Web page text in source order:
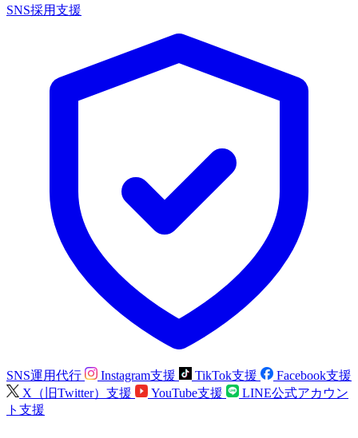
SNS採用支援
SNS運用代行 Instagram支援 TikTok支援
Facebook支援
X（旧Twitter）支援
YouTube支援
LINE公式アカウン
ト支援